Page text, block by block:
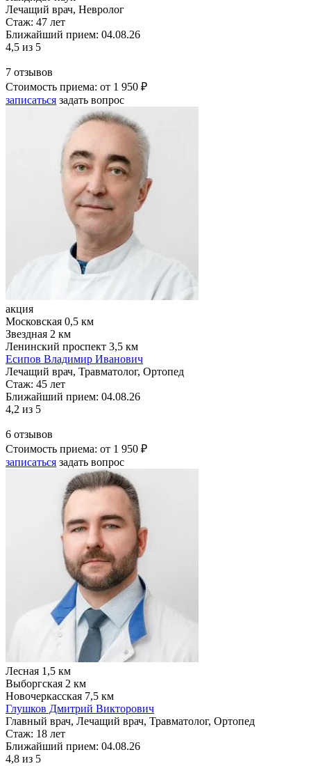
Лечащий врач, Невролог
Стаж: 47 лет
Ближайший прием: 04.08.26
4,5 из 5
7 отзывов
Стоимость приема: от 1 950 ₽
записаться задать вопрос
акция
Московская 0,5 км
Звездная 2 км
Ленинский проспект 3,5 км
Есипов Владимир Иванович
Лечащий врач, Травматолог, Ортопед
Стаж: 45 лет
Ближайший прием: 04.08.26
4,2 из 5
6 отзывов
Стоимость приема: от 1 950 ₽
записаться задать вопрос
Лесная 1,5 км
Выборгская 2 км
Новочеркасская 7,5 км
Глушков Дмитрий Викторович
Главный врач, Лечащий врач, Травматолог, Ортопед
Стаж: 18 лет
Ближайший прием: 04.08.26
4,8 из 5